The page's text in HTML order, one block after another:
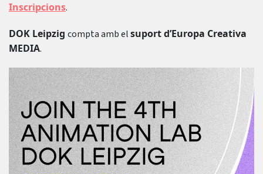
Inscripcions.
DOK Leipzig compta amb elsuport d’Europa Creativa
MEDIA.